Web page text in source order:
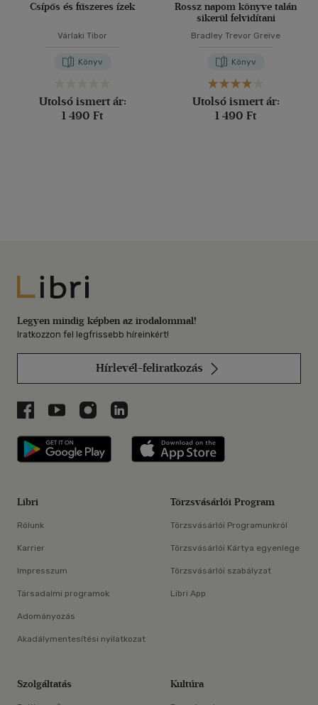
Csípős és fűszeres ízek
Várlaki Tibor
Könyv
Utolsó ismert ár:
1 490 Ft
Rossz napom könyve talán
sikerül felvidítani
Bradley Trevor Greive
Könyv
Utolsó ismert ár:
1 490 Ft
Libri
Legyen mindig képben az irodalommal!
Iratkozzon fel legfrissebb híreinkért!
Hírlevél-feliratkozás
Libri a Facebookon
Libri a Youtube-on
Libri az Instagramon
Libri a LinkedInen
Libri applikáció Szerezd meg: Google
Libri
Rólunk
Karrier
Impresszum
Társadalmi programok
Adományozás
Akadálymentesítési nyilatkozat
Törzsvásárlói Program
Törzsvásárlói Programunkról
Törzsvásárlói Kártya egyenlege
Törzsvásárlói szabályzat
Libri App
Szolgáltatás Kultúra